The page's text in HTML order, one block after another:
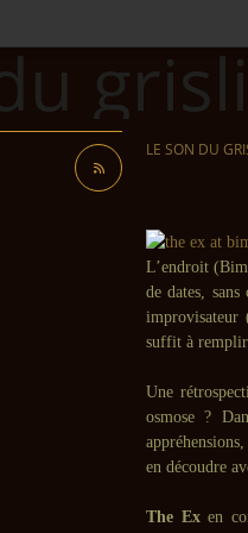
LE SON DU
L’endroit
de dates,
improvisateur
suffit à
Une
osmose ?
en découdre
The Exen